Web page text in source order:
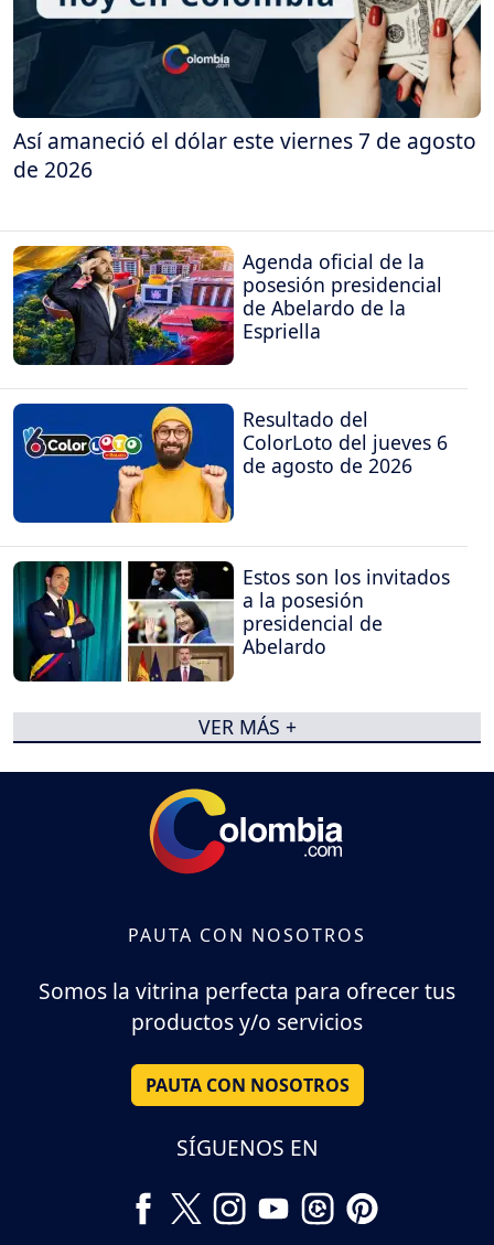
Así amaneció el dólar este viernes 7 de agosto
de 2026
Agenda oficial de la
posesión presidencial
de Abelardo de la
Espriella
Resultado del
ColorLoto del jueves 6
de agosto de 2026
Estos son los invitados
a la posesión
presidencial de
Abelardo
VER MÁS +
PAUTA CON NOSOTROS
Somos la vitrina perfecta para ofrecer tus
productos y/o servicios
PAUTA CON NOSOTROS
SÍGUENOS EN